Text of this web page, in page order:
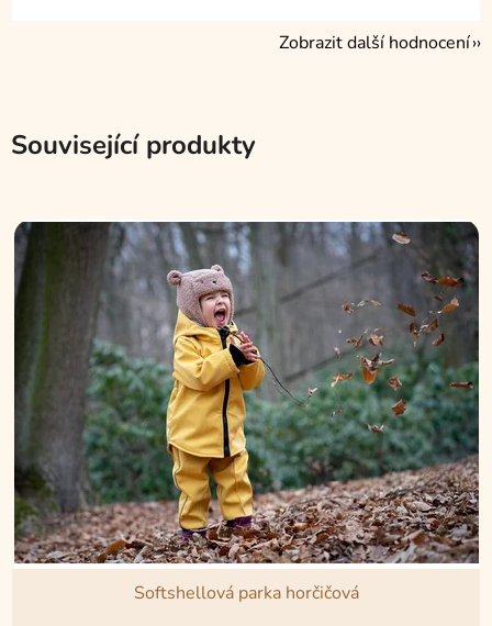
Zobrazit další hodnocení
Související produkty
Softshellová parka horčičová